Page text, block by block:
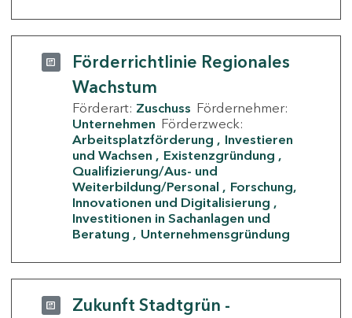
Förderrichtlinie Regionales
Wachstum
Förderart: Zuschuss Fördernehmer:
Unternehmen Förderzweck:
Arbeitsplatzförderung
Investieren
und Wachsen
Existenzgründung
Qualifizierung/Aus- und
Weiterbildung/Personal
Forschung,
Innovationen und Digitalisierung
Investitionen in Sachanlagen und
Beratung
Unternehmensgründung
Zukunft Stadtgrün -